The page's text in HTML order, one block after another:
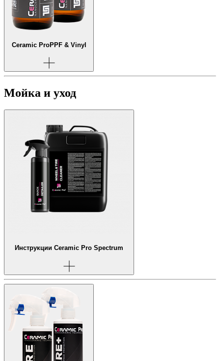
Ceramic ProPPF & Vinyl
Мойка и уход
Инструкции Ceramic Pro Spectrum